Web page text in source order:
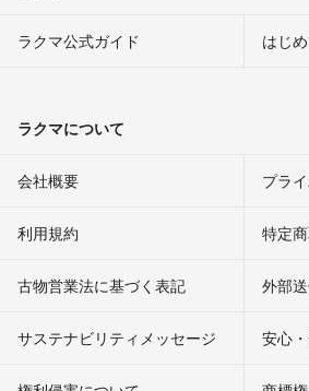
ラクマ公式ガイド はじ
ラクマについて
会社概要 プラ
利用規約 特定
古物営業法に基づく表記 外部
サステナビリティメッセージ 安心